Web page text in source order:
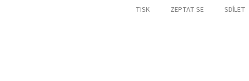
TISK ZEPTAT SE SDÍLET